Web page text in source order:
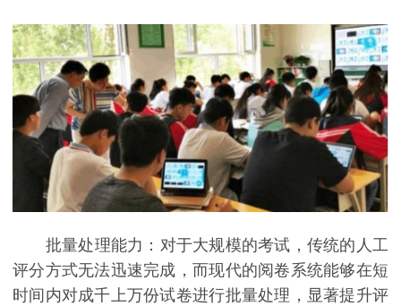
批量处理能力：对于大规模的考试，传统的人工
评分方式无法迅速完成，而现代的阅卷系统能够在短
时间内对成千上万份试卷进行批量处理，显著提升评